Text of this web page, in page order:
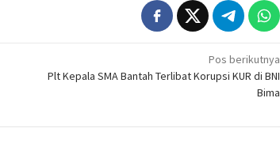
Pos berikutnya
Plt Kepala SMA Bantah Terlibat Korupsi KUR di BNI
Bima